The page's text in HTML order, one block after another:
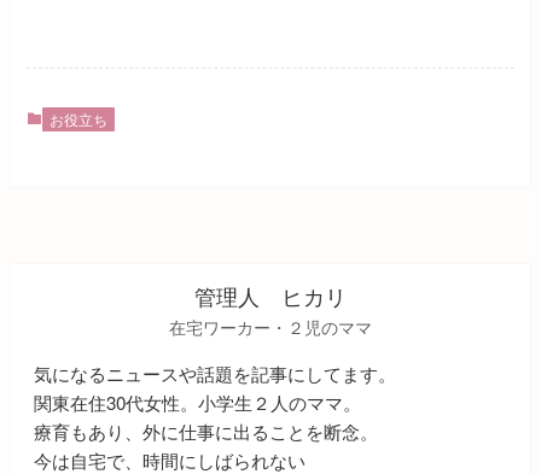
お役立ち
管理人 ヒカリ
在宅ワーカー・２児のママ
気になるニュースや話題を記事にしてます。
関東在住30代女性。小学生２人のママ。
療育もあり、外に仕事に出ることを断念。
今は自宅で、時間にしばられない